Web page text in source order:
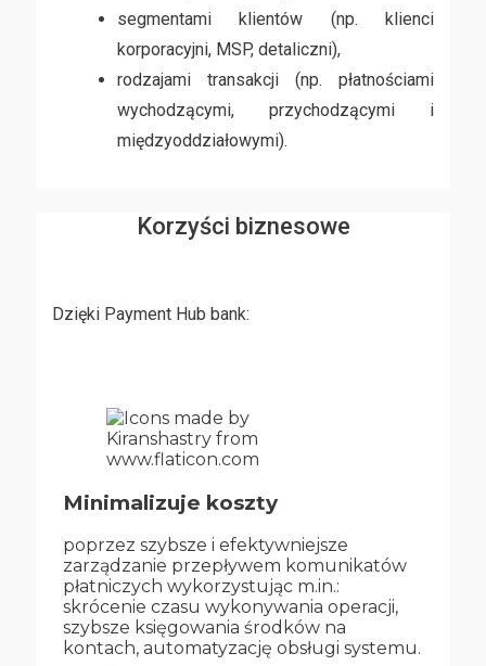
segmentami klientów (np. klienci
korporacyjni, MSP, detaliczni),
rodzajami transakcji (np. płatnościami
wychodzącymi, przychodzącymi i
międzyoddziałowymi).
Korzyści biznesowe
Dzięki Payment Hub bank:
Minimalizuje koszty
poprzez szybsze i efektywniejsze
zarządzanie przepływem komunikatów
płatniczych wykorzystując m.in.:
skrócenie czasu wykonywania operacji,
szybsze księgowania środków na
kontach, automatyzację obsługi systemu.